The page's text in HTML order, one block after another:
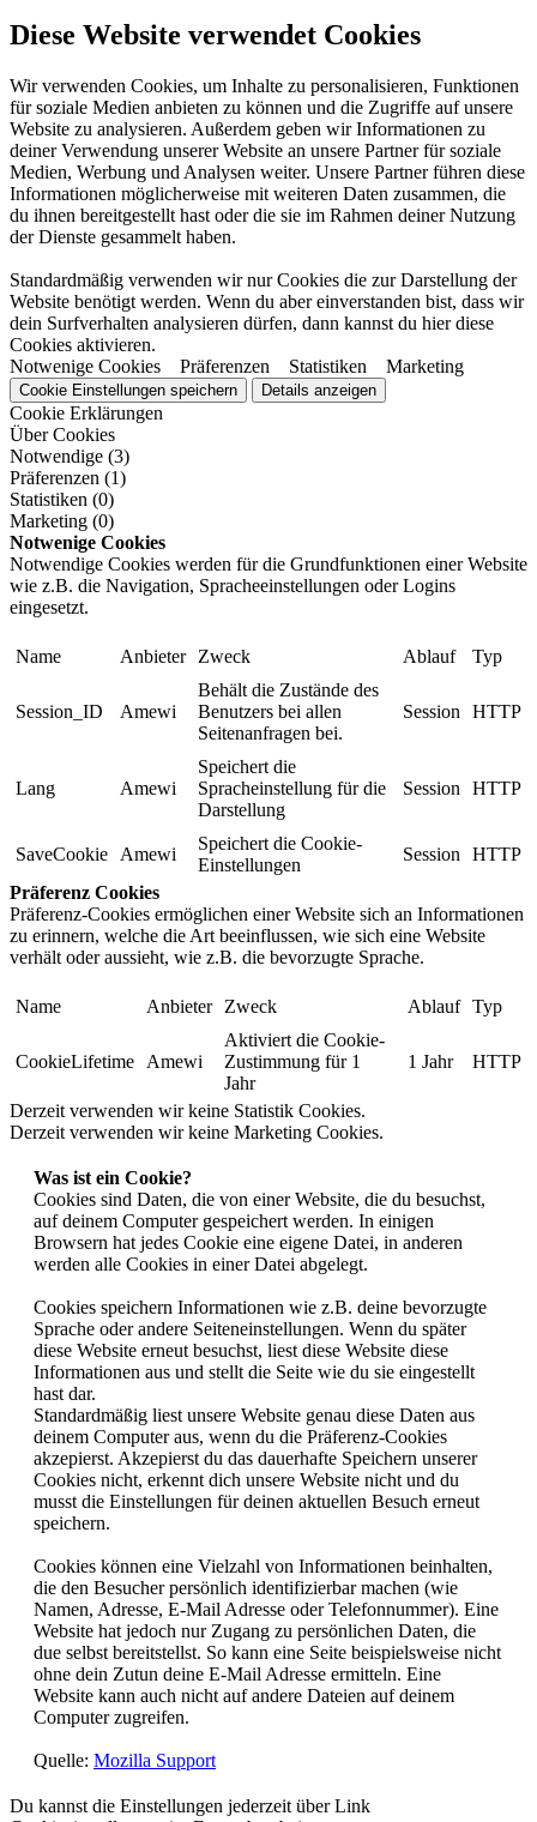
Diese Website verwendet Cookies
Wir verwenden Cookies, um Inhalte zu personalisieren, Funktionen
für soziale Medien anbieten zu können und die Zugriffe auf unsere
Website zu analysieren. Außerdem geben wir Informationen zu
deiner Verwendung unserer Website an unsere Partner für soziale
Medien, Werbung und Analysen weiter. Unsere Partner führen diese
Informationen möglicherweise mit weiteren Daten zusammen, die
du ihnen bereitgestellt hast oder die sie im Rahmen deiner Nutzung
der Dienste gesammelt haben.
Standardmäßig verwenden wir nur Cookies die zur Darstellung der
Website benötigt werden. Wenn du aber einverstanden bist, dass wir
dein Surfverhalten analysieren dürfen, dann kannst du hier diese
Cookies aktivieren.
Notwenige Cookies Präferenzen Statistiken Marketing
Cookie Einstellungen speichern Details anzeigen
Cookie Erklärungen
Über Cookies
Notwendige (3)
Präferenzen (1)
Statistiken (0)
Marketing (0)
Notwenige Cookies
Notwendige Cookies werden für die Grundfunktionen einer Website
wie z.B. die Navigation, Spracheeinstellungen oder Logins
eingesetzt.
Name Anbieter Zweck Ablauf Typ
Session_ID Amewi
Behält die Zustände des
Benutzers bei allen
Seitenanfragen bei.
Session HTTP
Lang Amewi
Speichert die
Spracheinstellung für die
Darstellung
Session HTTP
SaveCookie Amewi
Speichert die Cookie-
Einstellungen
Session
HTTP
Präferenz Cookies
Präferenz-Cookies ermöglichen einer Website sich an Informationen
zu erinnern, welche die Art beeinflussen, wie sich eine Website
verhält oder aussieht, wie z.B. die bevorzugte Sprache.
Name Anbieter Zweck Ablauf Typ
CookieLifetime Amewi
Aktiviert die Cookie-
Zustimmung für 1
Jahr
1 Jahr HTTP
Derzeit verwenden wir keine Statistik Cookies.
Derzeit verwenden wir keine Marketing Cookies.
Was ist ein Cookie?
Cookies sind Daten, die von einer Website, die du besuchst,
auf deinem Computer gespeichert werden. In einigen
Browsern hat jedes Cookie eine eigene Datei, in anderen
werden alle Cookies in einer Datei abgelegt.
Cookies speichern Informationen wie z.B. deine bevorzugte
Sprache oder andere Seiteneinstellungen. Wenn du später
diese Website erneut besuchst, liest diese Website diese
Informationen aus und stellt die Seite wie du sie eingestellt
hast dar.
Standardmäßig liest unsere Website genau diese Daten aus
deinem Computer aus, wenn du die Präferenz-Cookies
akzepierst. Akzepierst du das dauerhafte Speichern unserer
Cookies nicht, erkennt dich unsere Website nicht und du
musst die Einstellungen für deinen aktuellen Besuch erneut
speichern.
Cookies können eine Vielzahl von Informationen beinhalten,
die den Besucher persönlich identifizierbar machen (wie
Namen, Adresse, E-Mail Adresse oder Telefonnummer). Eine
Website hat jedoch nur Zugang zu persönlichen Daten, die
due selbst bereitstellst. So kann eine Seite beispielsweise nicht
ohne dein Zutun deine E-Mail Adresse ermitteln. Eine
Website kann auch nicht auf andere Dateien auf deinem
Computer zugreifen.
Quelle: Mozilla Support
Du kannst die Einstellungen jederzeit über Link